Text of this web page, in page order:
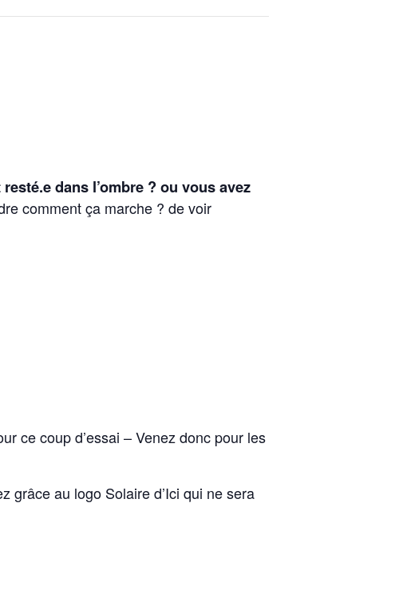
dans l’ombre ? ou vous avez
comment ça marche ? de voir
ce coup d’essai – Venez donc pour les
grâce au logo Solaire d’Ici qui ne sera